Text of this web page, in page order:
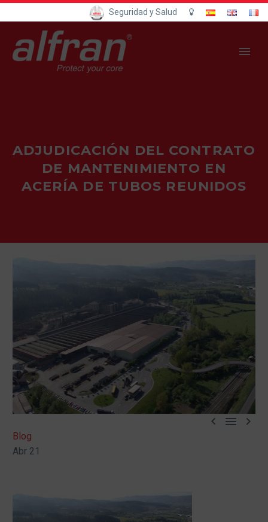
Seguridad y Salud
ADJUDICACIÓN DEL CONTRATO
DE MANTENIMIENTO EN
ACERÍA DE TUBOS REUNIDOS
  
Blog
Abr 21